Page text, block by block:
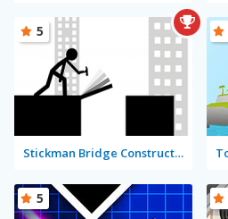
Stickman Bridge Constructor
5
5